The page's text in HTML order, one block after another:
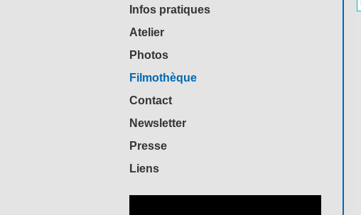
Infos pratiques
Atelier
Photos
Filmothèque
Contact
Newsletter
Presse
Liens